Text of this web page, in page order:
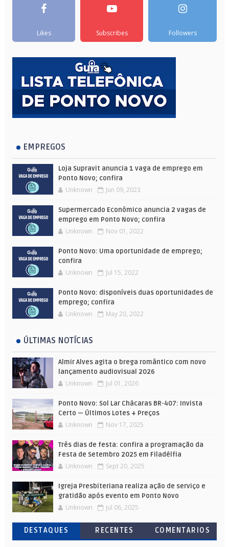
Likes Subscribes Followers
EMPREGOS
Loja Supravit anuncia 1 vaga de emprego em
Ponto Novo; confira
Unknown Jun 09, 2023
Supermercado Econômico anuncia 2 vagas de
emprego em Ponto Novo; confira
Unknown Nov 01, 2022
Ponto Novo: Uma oportunidade de emprego;
confira
Unknown Jul 15, 2022
Ponto Novo: disponíveis duas oportunidades de
emprego; confira
Unknown May 20, 2022
ÚLTIMAS NOTÍCIAS
Almir Alves agita o brega romântico com novo
lançamento audiovisual 2026
Unknown Jul 01, 2026
Ponto Novo: Sol Lar Chácaras BR-407: Invista
Certo — Últimos Lotes + Preços
Unknown Nov 17, 2025
Três dias de festa: confira a programação da
Festa de Setembro 2025 em Filadélfia
Unknown Sept 20, 2025
Igreja Presbiteriana realiza ação de serviço e
gratidão após evento em Ponto Novo
Unknown Jul 06, 2025
DESTAQUES RECENTES COMENTARIOS